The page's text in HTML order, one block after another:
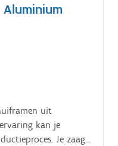
uit
kan je
Je zaagt,